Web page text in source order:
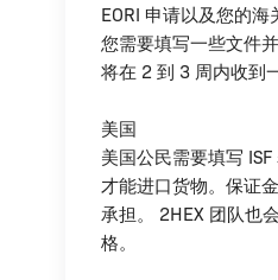
EORI 申请以及您的海
您需要填写一些文件
将在 2 到 3 周内收到
美国
美国公民需要填写
才能进口货物。保证
承担。 2HEX 团队也
格。